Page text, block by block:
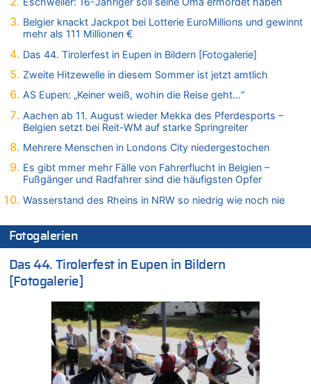
Leipzig, Mechernich und die Frage: Wer steckt hinter den
Drohnen mit Strengstoff? War es Russland?
08.08.2026 - 20:49 von Marcel Scholzen Eimerscheid zu
Leipzig, Mechernich und die Frage: Wer steckt hinter den
Wasserstand des Rheins in NRW so niedrig wie noch nie
Leipzig, Mechernich und die Frage: Wer steckt hinter den
Drohnen mit Strengstoff? War es Russland?
08.08.2026 - 20:20 von Joseph Meyer zu
Leipzig, Mechernich und die Frage: Wer steckt hinter den
08.08.2026 - 20:19 von Peter G zu
Zwölf Jahre nach Aachener Bankraub: 70-Jähriger gefasst
08.08.2026 - 20:17 von Russentrolle zu
Leipzig, Mechernich und die Frage: Wer steckt hinter den
Drohnen mit Strengstoff? War es Russland?
08.08.2026 - 20:16 von Dax zu
Wasserstand des Rheins in NRW so niedrig wie noch nie
08.08.2026 - 20:13 von Dax zu
Zweite Hitzewelle in diesem Sommer ist jetzt amtlich
08.08.2026 - 20:09 von Dax zu
Belgier knackt Jackpot bei Lotterie EuroMillions und gewinnt
mehr als 111 Millionen €
Das 44. Tirolerfest in Eupen in Bildern [Fotogalerie]
Zweite Hitzewelle in diesem Sommer ist jetzt amtlich
AS Eupen: „Keiner weiß, wohin die Reise geht…“
Aachen ab 11. August wieder Mekka des Pferdesports –
Belgien setzt bei Reit-WM auf starke Springreiter
Mehrere Menschen in Londons City niedergestochen
Es gibt mmer mehr Fälle von Fahrerflucht in Belgien –
Fußgänger und Radfahrer sind die häufigsten Opfer
Wasserstand des Rheins in NRW so niedrig wie noch nie
Fotogalerien
Das 44. Tirolerfest in Eupen in Bildern
[Fotogalerie]